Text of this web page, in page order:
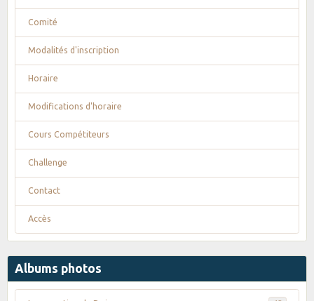
Comité
Modalités d'inscription
Horaire
Modifications d'horaire
Cours Compétiteurs
Challenge
Contact
Accès
Albums photos